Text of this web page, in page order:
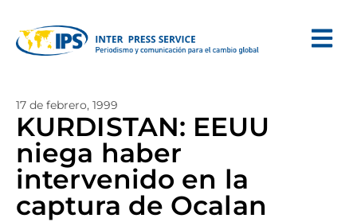
17 de febrero, 1999
KURDISTAN: EEUU
niega haber
intervenido en la
captura de Ocalan